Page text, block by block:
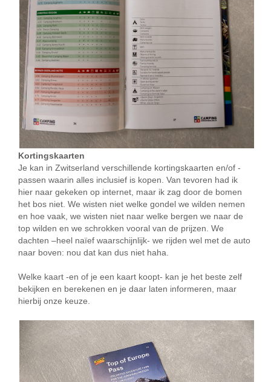
Kortingskaarten
Je kan in Zwitserland verschillende kortingskaarten en/of -
passen waarin alles inclusief is kopen. Van tevoren had ik
hier naar gekeken op internet, maar ik zag door de bomen
het bos niet. We wisten niet welke gondel we wilden nemen
en hoe vaak, we wisten niet naar welke bergen we naar de
top wilden en we schrokken vooral van de prijzen. We
dachten –heel naïef waarschijnlijk- we rijden wel met de auto
naar boven: nou dat kan dus niet haha.
Welke kaart -en of je een kaart koopt- kan je het beste zelf
bekijken en berekenen en je daar laten informeren, maar
hierbij onze keuze.